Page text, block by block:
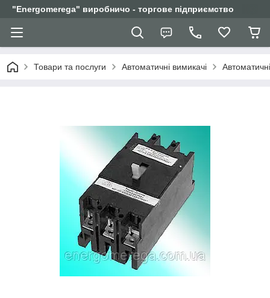
"Еnergomerega" виробничо - торгове підприємство
Товари та послуги Автоматичні вимикачі